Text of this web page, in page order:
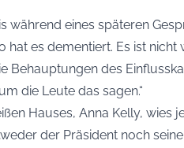
während eines späteren
hat es dementiert. Es ist nicht
Behauptungen des
die Leute das sagen.“
Hauses, Anna Kelly, wies
der Präsident noch